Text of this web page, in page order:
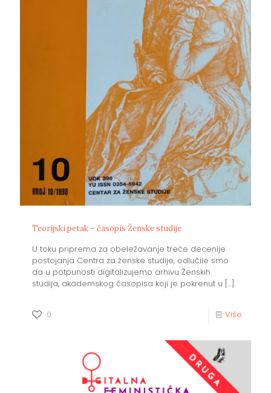
Teorijski petak – časopis Ženske studije
U toku priprema za obeležavanje treće decenije
postojanja Centra za ženske studije, odlučile smo
da u potpunosti digitalizujemo arhivu Ženskih
studija, akademskog časopisa koji je pokrenut u […]
0 Više